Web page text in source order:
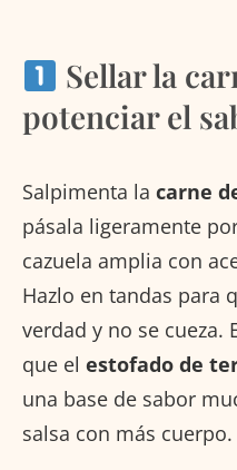
Sellar la
potenciar el
Salpimenta la carne
pásala ligeramente
cazuela amplia con
Hazlo en tandas para
verdad y no se cueza.
que el estofado de
una base de sabor
salsa con más cuerpo.